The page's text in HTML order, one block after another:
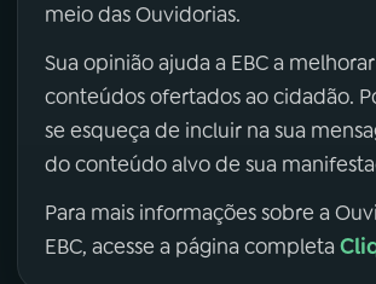
meio das Ouvidorias.
Sua opinião ajuda a EBC a
conteúdos ofertados ao cidadão.
se esqueça de incluir na sua
do conteúdo alvo de sua
Para mais informações sobre a
EBC, acesse a página completa